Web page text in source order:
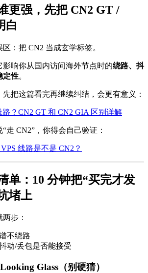
更强，先把 CN2 GT /
白
：把 CN2 当成玄学标签。
响你从国内访问海外节点时的绕路、抖
定性。
把这篇看完再继续纠结，会更有意义：
路？CN2 GT 和 CN2 GIA 区别详解
走 CN2”，你得会自己验证：
线路是不是 CN2？
单：10 分钟把“买完才发
堵上
步：
不绕路
动/丢包是否能接受
Glass（别硬猜）